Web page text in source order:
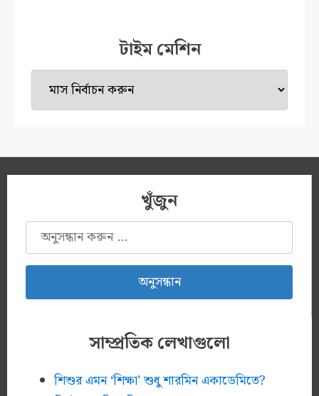
টাইম মেশিন
টাইম
মেশিন
খুঁজুন
অনুসন্ধানঃ
সাম্প্রতিক লেখাগুলো
শিশুর এমন ‘শিক্ষা’ শুধু শারমিন একাডেমিতে?